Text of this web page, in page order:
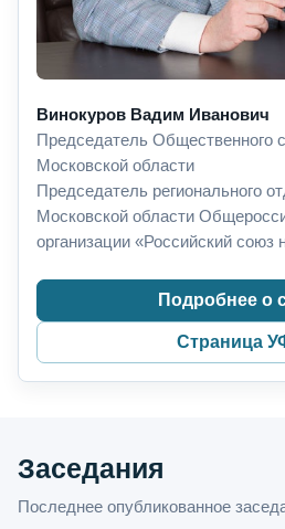
Винокуров Вадим Иванович
Председатель Общественного
Московской области
Председатель регионального
Московской области
организации «Российский союз
Подробнее о
Страница
Заседания
Последнее опубликованное